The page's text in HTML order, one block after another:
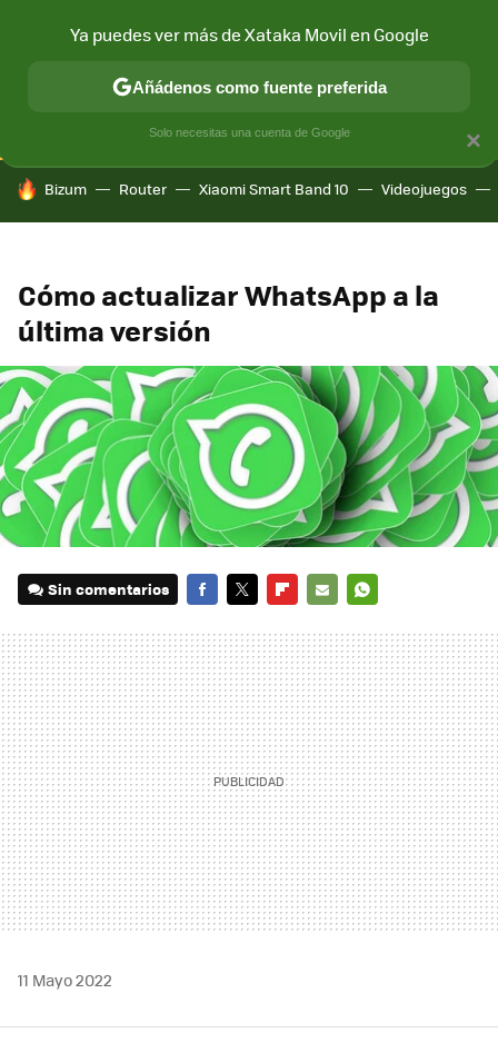
CONECTIVIDAD MÓVIL Y SOCIEDAD APLICACIONES
HOY SE HABLA DE
Bizum Router Xiaomi Smart Band 10 Videojuegos
Cómo actualizar WhatsApp a la
última versión
Sin comentarios
MAIL
11 Mayo 2022
×
Ya puedes ver más de Xataka Movil en Google
Añádenos como fuente preferida
Solo necesitas una cuenta de Google